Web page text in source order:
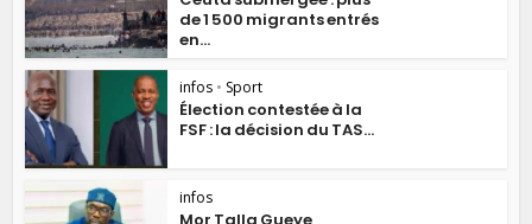
de 1 500 migrants entrés
en...
infos • Sport
Élection contestée à la
FSF : la décision du TAS...
infos